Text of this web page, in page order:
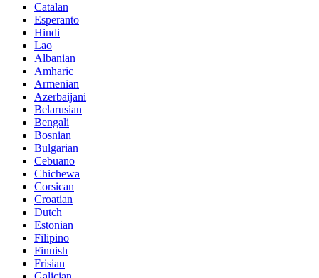
Catalan
Esperanto
Hindi
Lao
Albanian
Amharic
Armenian
Azerbaijani
Belarusian
Bengali
Bosnian
Bulgarian
Cebuano
Chichewa
Corsican
Croatian
Dutch
Estonian
Filipino
Finnish
Frisian